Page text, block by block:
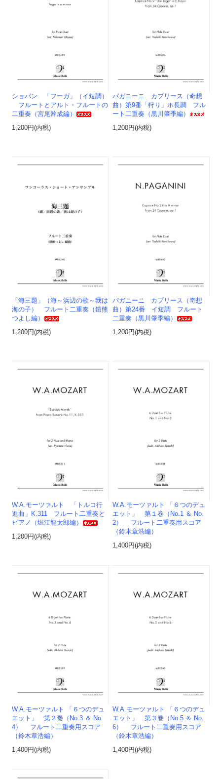
ショパン 「フーガ」（イ短調）
フルートとアルト・フルートの
二重奏（宮尾幹成編）
1,200円(内税)
パガニーニ カプリース（奇想
曲）第9番「狩り」ホ長調 フル
ート二重奏（黒川肇季編）
1,200円(内税)
「海三題」（海～浜辺の歌～我は
海の子） フルート二重奏（鎧熊
つよし編）
1,200円(内税)
パガニーニ カプリース（奇想
曲）第24番 イ短調 フルート
二重奏（黒川肇季編）
1,200円(内税)
W.A.モーツァルト 「トルコ行
進曲」K.311 フルート二重奏と
ピアノ（堀江龍太郎編）
1,200円(内税)
W.A.モーツァルト 「６つのデュ
エット」 第１巻（No.1 ＆ No.
2） フルート二重奏用スコア
（鈴木章浩編）
1,400円(内税)
W.A.モーツァルト 「６つのデュ
エット」 第２巻（No.3 ＆ No.
4） フルート二重奏用スコア
（鈴木章浩編）
1,400円(内税)
W.A.モーツァルト 「６つのデュ
エット」 第３巻（No.5 ＆ No.
6） フルート二重奏用スコア
（鈴木章浩編）
1,400円(内税)